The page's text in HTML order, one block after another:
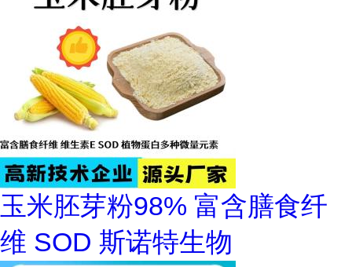
玉米胚芽粉98% 富含膳食纤
维 SOD 斯诺特生物